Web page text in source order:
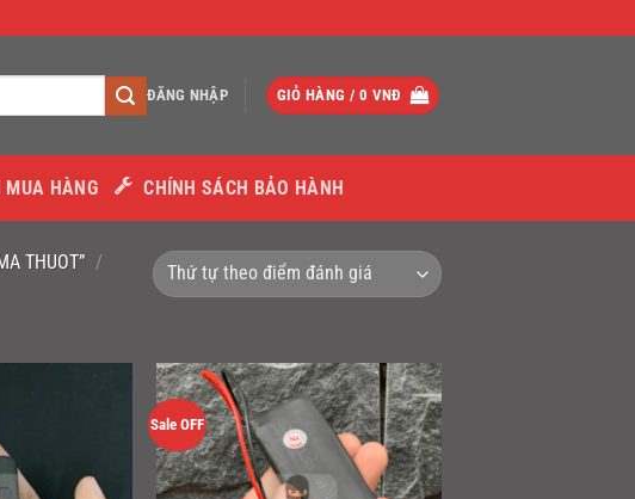
ĐĂNG NHẬP GIỎ HÀNG / 0 VNĐ
MUA HÀNG CHÍNH SÁCH BẢO HÀNH
THUOT” /
Sale OFF